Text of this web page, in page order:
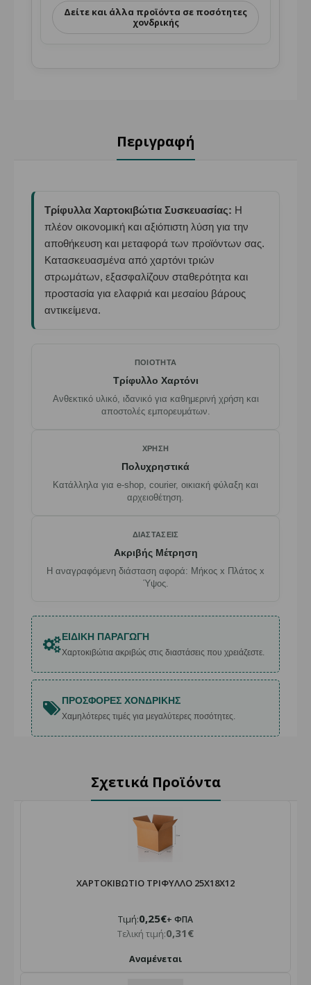
Δείτε και άλλα προϊόντα σε ποσότητες
χονδρικής
Περιγραφή
Τρίφυλλα Χαρτοκιβώτια Συσκευασίας: Η
πλέον οικονομική και αξιόπιστη λύση για την
αποθήκευση και μεταφορά των προϊόντων σας.
Κατασκευασμένα από χαρτόνι τριών
στρωμάτων, εξασφαλίζουν σταθερότητα και
προστασία για ελαφριά και μεσαίου βάρους
αντικείμενα.
ΠΟΙΌΤΗΤΑ
Τρίφυλλο Χαρτόνι
Ανθεκτικό υλικό, ιδανικό για καθημερινή χρήση και
αποστολές εμπορευμάτων.
ΧΡΉΣΗ
Πολυχρηστικά
Κατάλληλα για e-shop, courier, οικιακή φύλαξη και
αρχειοθέτηση.
ΔΙΑΣΤΆΣΕΙΣ
Ακριβής Μέτρηση
Η αναγραφόμενη διάσταση αφορά: Μήκος x Πλάτος x
Ύψος.
ΕΙΔΙΚΉ ΠΑΡΑΓΩΓΉ
Χαρτοκιβώτια ακριβώς στις διαστάσεις που χρειάζεστε.
ΠΡΟΣΦΟΡΈΣ ΧΟΝΔΡΙΚΉΣ
Χαμηλότερες τιμές για μεγαλύτερες ποσότητες.
Σχετικά Προϊόντα
ΧΑΡΤΟΚΙΒΩΤΙΟ ΤΡΙΦΥΛΛΟ 25X18X12
Τιμή:0,25€+ ΦΠΑ
Τελική τιμή:0,31€
Αναμένεται